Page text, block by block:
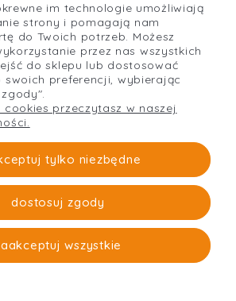
POMOC
O NAS
I DOSTAWA
im technologie umożliwiają
strony i pomagają nam
do Twoich potrzeb. Możesz
przez nas wszystkich
do sklepu lub dostosować
swoich preferencji, wybierając
przeczytasz w naszej
tylko niezbędne
dostosuj zgody
wszystkie